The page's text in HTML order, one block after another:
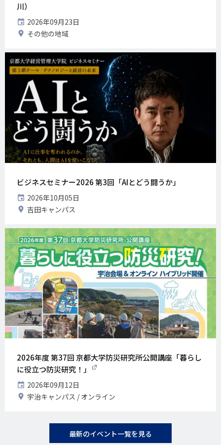
川）
開
催
日
2026年09月23日
開
地
その他の地域
ビジネスセミナー2026 第3回「AIとどう闘うか」
開
催
日
2026年10月05日
開
地
吉田キャンパス
2026年度 第37回 京都大学防災研究所公開講座「暮らし
に役立つ防災研究！」
開
催
日
2026年09月12日
開 宇治キャンパス オンライン
最新のイベント一覧を見る